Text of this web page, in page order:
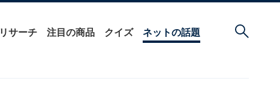
リサーチ 注目の商品 クイズ ネットの話題